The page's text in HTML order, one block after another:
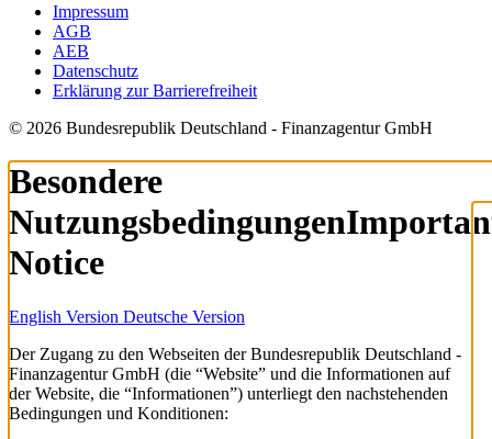
Impressum
AGB
AEB
Datenschutz
Erklärung zur Barrierefreiheit
© 2026 Bundesrepublik Deutschland - Finanzagentur GmbH
Besondere
Nutzungsbedingungen
Notice
English Version Deutsche Version
Der Zugang zu den Webseiten der Bundesrepublik Deutschland -
Finanzagentur GmbH (die “Website” und die Informationen auf
der Website, die “Informationen”) unterliegt den nachstehenden
Bedingungen und Konditionen: